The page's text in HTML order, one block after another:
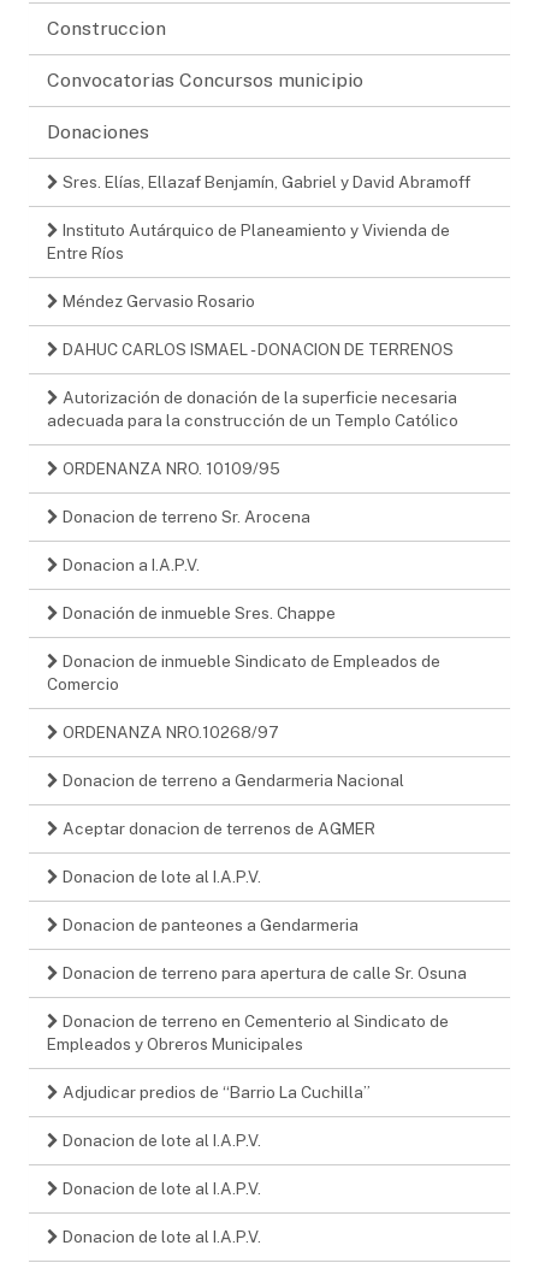
Construccion
Convocatorias Concursos municipio
Donaciones
Sres. Elías, Ellazaf Benjamín, Gabriel y David Abramoff
Instituto Autárquico de Planeamiento y Vivienda de
Entre Ríos
Méndez Gervasio Rosario
DAHUC CARLOS ISMAEL - DONACION DE TERRENOS
Autorización de donación de la superficie necesaria
adecuada para la construcción de un Templo Católico
ORDENANZA NRO. 10109/95
Donacion de terreno Sr. Arocena
Donacion a I.A.P.V.
Donación de inmueble Sres. Chappe
Donacion de inmueble Sindicato de Empleados de
Comercio
ORDENANZA NRO.10268/97
Donacion de terreno a Gendarmeria Nacional
Aceptar donacion de terrenos de AGMER
Donacion de lote al I.A.P.V.
Donacion de panteones a Gendarmeria
Donacion de terreno para apertura de calle Sr. Osuna
Donacion de terreno en Cementerio al Sindicato de
Empleados y Obreros Municipales
Adjudicar predios de “Barrio La Cuchilla”
Donacion de lote al I.A.P.V.
Donacion de lote al I.A.P.V.
Donacion de lote al I.A.P.V.